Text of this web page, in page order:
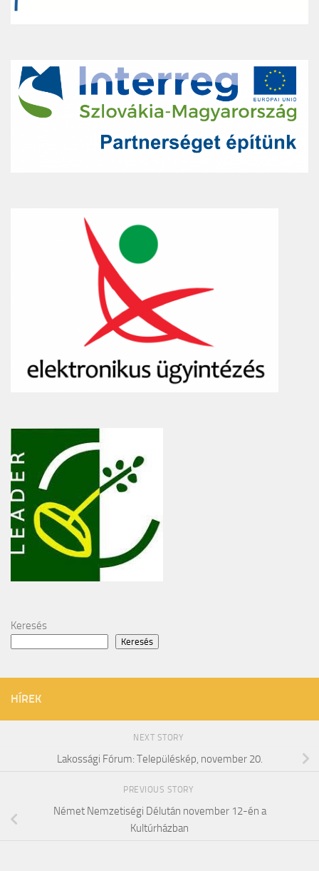
Keresés
Keresés
HÍREK
NEXT STORY
Lakossági Fórum: Településkép, november 20.
PREVIOUS STORY
Német Nemzetiségi Délután november 12-én a
Kultúrházban